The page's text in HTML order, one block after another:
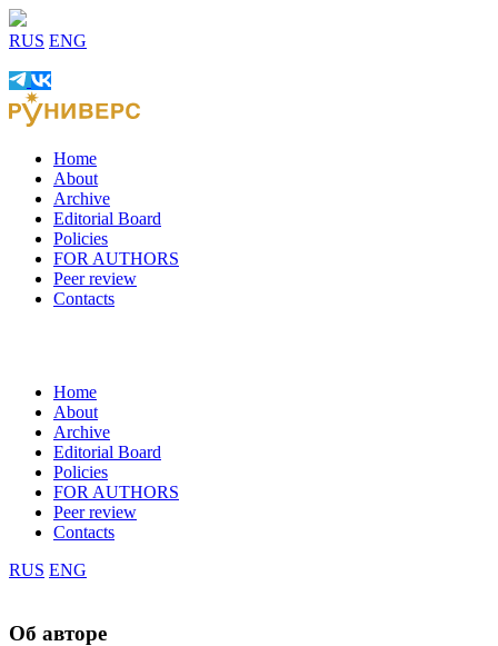
RUS ENG
Home
About
Archive
Editorial Board
Policies
FOR AUTHORS
Peer review
Contacts
Home
About
Archive
Editorial Board
Policies
FOR AUTHORS
Peer review
Contacts
RUS ENG
Об авторе